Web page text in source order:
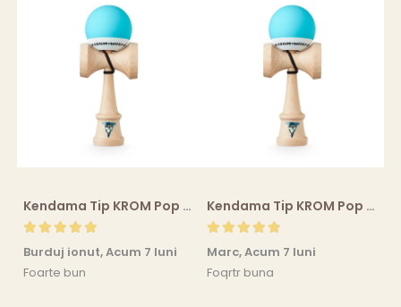
Kendama Tip KROM Pop Chrome Pop LOL Clear, Sky Blue
Burduj ionut,Acum 7 luni
Foarte bun
Kendama Tip KROM Pop Chrome Pop LOL Clear, Sky Blue
Marc,Acum 7 luni
Foqrtr buna